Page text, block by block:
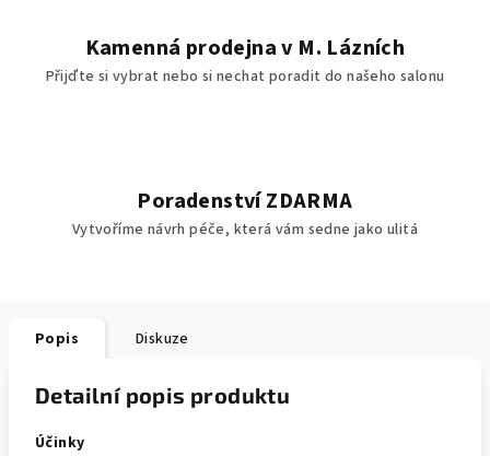
Kamenná prodejna v M. Lázních
Přijďte si vybrat nebo si nechat poradit do našeho salonu
Poradenství ZDARMA
Vytvoříme návrh péče, která vám sedne jako ulitá
Popis Diskuze
Detailní popis produktu
Účinky